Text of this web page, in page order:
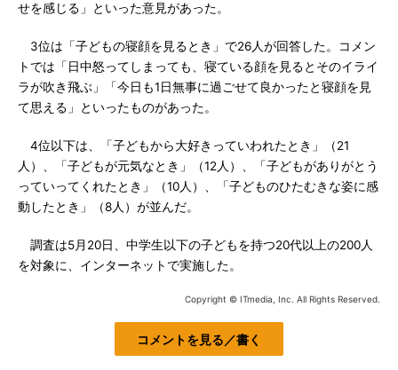
せを感じる」といった意見があった。
3位は「子どもの寝顔を見るとき」で26人が回答した。コメン
トでは「日中怒ってしまっても、寝ている顔を見るとそのイライ
ラが吹き飛ぶ」「今日も1日無事に過ごせて良かったと寝顔を見
て思える」といったものがあった。
4位以下は、「子どもから大好きっていわれたとき」（21
人）、「子どもが元気なとき」（12人）、「子どもがありがとう
っていってくれたとき」（10人）、「子どものひたむきな姿に感
動したとき」（8人）が並んだ。
調査は5月20日、中学生以下の子どもを持つ20代以上の200人
を対象に、インターネットで実施した。
Copyright © ITmedia, Inc. All Rights Reserved.
コメントを見る／書く